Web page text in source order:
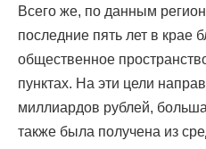
Всего же, по данным
последние пять лет в крае
общественное
пунктах. На эти цели
миллиардов рублей,
также была получена из